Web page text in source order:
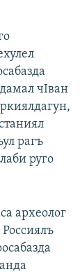
чIван
рагъ
руго
археолог